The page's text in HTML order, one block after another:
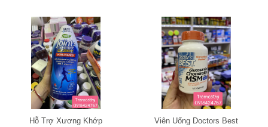
Hỗ Trợ Xương Khớp
Viên Uống Doctors Best